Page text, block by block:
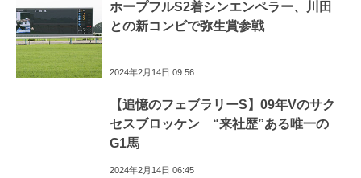
ホープフルS2着シンエンペラー、川田
との新コンビで弥生賞参戦
2024年2月14日 09:56
【追憶のフェブラリーS】09年Vのサク
セスブロッケン “来社歴”ある唯一の
G1馬
2024年2月14日 06:45